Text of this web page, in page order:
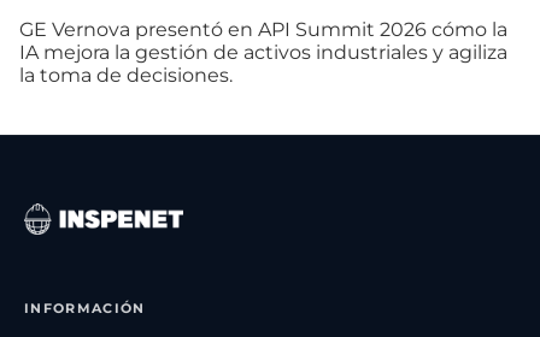
GE Vernova presentó en API Summit 2026 cómo la
IA mejora la gestión de activos industriales y agiliza
la toma de decisiones.
INFORMACIÓN